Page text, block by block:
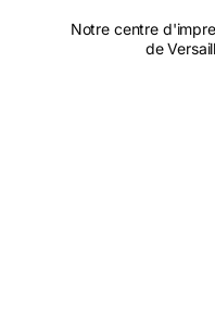
Notre centre
de